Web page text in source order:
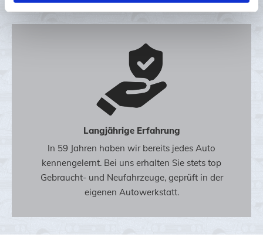
Langjährige Erfahrung
In 59 Jahren haben wir bereits jedes Auto
kennengelernt. Bei uns erhalten Sie stets top
Gebraucht- und Neufahrzeuge, geprüft in der
eigenen Autowerkstatt.